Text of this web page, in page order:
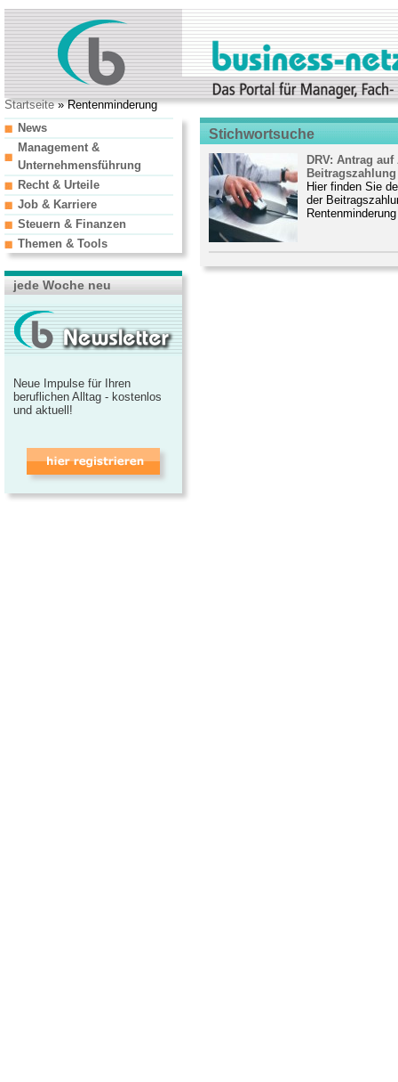
Startseite» Rentenminderung
Stichwortsuche
DRV: Antrag
Hier finden Sie
der
News
Management &
Unternehmensführung
Recht & Urteile
Job & Karriere
Steuern & Finanzen
Themen & Tools
jede Woche neu
Neue Impulse für Ihren
beruflichen Alltag - kostenlos
und aktuell!